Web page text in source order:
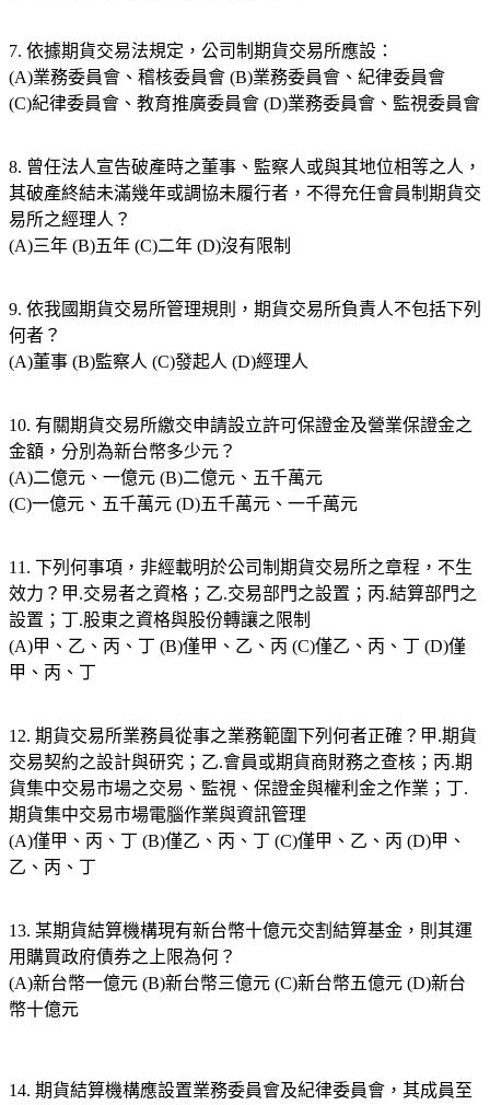
7. 依據期貨交易法規定，公司制期貨交易所應設：
(A)業務委員會、稽核委員會 (B)業務委員會、紀律委員會
(C)紀律委員會、教育推廣委員會 (D)業務委員會、監視委員會
8. 曾任法人宣告破產時之董事、監察人或與其地位相等之人，
其破產終結未滿幾年或調協未履行者，不得充任會員制期貨交
易所之經理人？
(A)三年 (B)五年 (C)二年 (D)沒有限制
9. 依我國期貨交易所管理規則，期貨交易所負責人不包括下列
何者？
(A)董事 (B)監察人 (C)發起人 (D)經理人
10. 有關期貨交易所繳交申請設立許可保證金及營業保證金之
金額，分別為新台幣多少元？
(A)二億元、一億元 (B)二億元、五千萬元
(C)一億元、五千萬元 (D)五千萬元、一千萬元
11. 下列何事項，非經載明於公司制期貨交易所之章程，不生
效力？甲.交易者之資格；乙.交易部門之設置；丙.結算部門之
設置；丁.股東之資格與股份轉讓之限制
(A)甲、乙、丙、丁 (B)僅甲、乙、丙 (C)僅乙、丙、丁 (D)僅
甲、丙、丁
12. 期貨交易所業務員從事之業務範圍下列何者正確？甲.期貨
交易契約之設計與研究；乙.會員或期貨商財務之查核；丙.期
貨集中交易市場之交易、監視、保證金與權利金之作業；丁.
期貨集中交易市場電腦作業與資訊管理
(A)僅甲、丙、丁 (B)僅乙、丙、丁 (C)僅甲、乙、丙 (D)甲、
乙、丙、丁
13. 某期貨結算機構現有新台幣十億元交割結算基金，則其運
用購買政府債券之上限為何？
(A)新台幣一億元 (B)新台幣三億元 (C)新台幣五億元 (D)新台
幣十億元
14. 期貨結算機構應設置業務委員會及紀律委員會，其成員至